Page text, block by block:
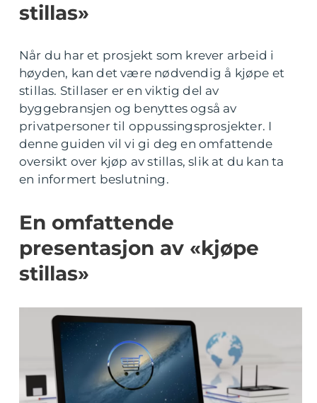
stillas»
Når du har et prosjekt som krever arbeid i
høyden, kan det være nødvendig å kjøpe et
stillas. Stillaser er en viktig del av
byggebransjen og benyttes også av
privatpersoner til oppussingsprosjekter. I
denne guiden vil vi gi deg en omfattende
oversikt over kjøp av stillas, slik at du kan ta
en informert beslutning.
En omfattende
presentasjon av «kjøpe
stillas»